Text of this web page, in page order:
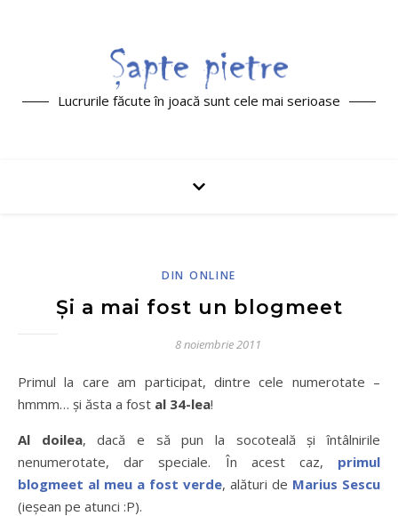
Lucrurile făcute în joacă sunt cele mai serioase
DIN ONLINE
Şi a mai fost un blogmeet
8 noiembrie 2011
Primul la care am participat, dintre cele numerotate –
hmmm… şi ăsta a fost al 34-lea!
Al doilea, dacă e să pun la socoteală şi întâlnirile
nenumerotate, dar speciale. În acest caz, primul
blogmeet al meu a fost verde, alături de Marius Sescu
(ieşean pe atunci :P).